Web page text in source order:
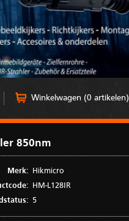
Winkelwagen (0 artikelen)
850nm
Merk:
Hikmicro
HM-L128IR
5